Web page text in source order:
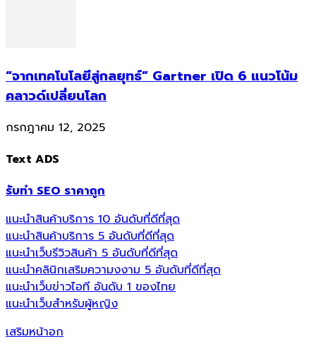
“จากเทคโนโลยีสู่กลยุทธ์” Gartner เปิด 6 แนวโน้ม
คลาวด์เปลี่ยนโลก
กรกฎาคม 12, 2025
Text ADS
รับทำ SEO ราคาถูก
แนะนำสินค้าบริการ 10 อันดับที่ดีที่สุด
แนะนำสินค้าบริการ 5 อันดับที่ดีที่สุด
แนะนำเว็บรีวิวสินค้า 5 อันดับที่ดีที่สุด
แนะนำคลินิกเสริมความงงาม 5 อันดับที่ดีที่สุด
แนะนำเว็บข่าวไอที อันดับ 1 ของไทย
แนะนำเว็บสำหรับผู้หญิง
เสริมหน้าอก